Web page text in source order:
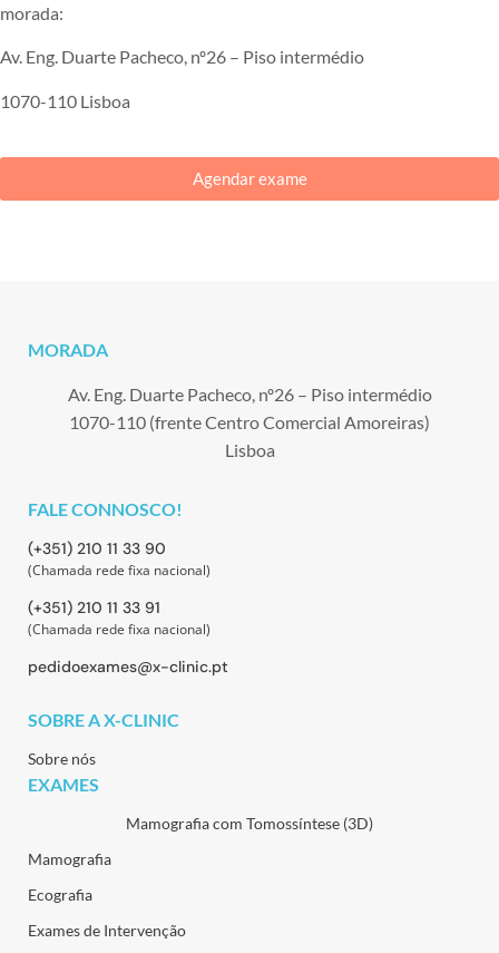
morada:
Av. Eng. Duarte Pacheco, nº26 – Piso intermédio
1070-110 Lisboa
Agendar exame
MORADA
Av. Eng. Duarte Pacheco, nº26 – Piso intermédio
1070-110 (frente Centro Comercial Amoreiras)
Lisboa
FALE CONNOSCO!
(+351) 210 11 33 90
(Chamada rede fixa nacional)
(+351) 210 11 33 91
(Chamada rede fixa nacional)
pedidoexames@x-clinic.pt
SOBRE A X-CLINIC
Sobre nós
EXAMES
Mamografia com Tomossíntese (3D)
Mamografia
Ecografia
Exames de Intervenção